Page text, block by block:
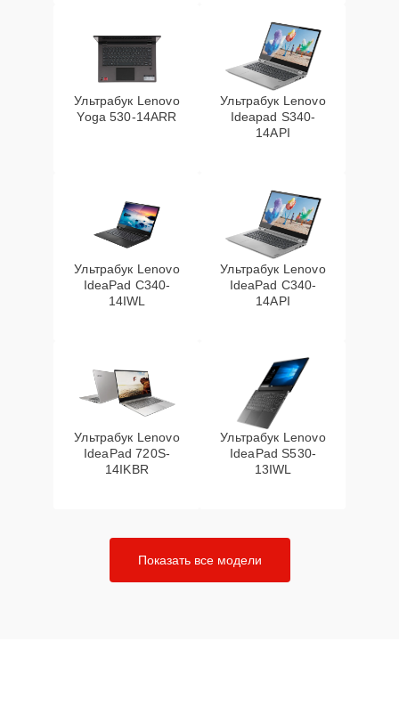
Ультрабук Lenovo
Yoga 530-14ARR
Ультрабук Lenovo
Ideapad S340-
14API
Ультрабук Lenovo
IdeaPad C340-
14IWL
Ультрабук Lenovo
IdeaPad C340-
14API
Ультрабук Lenovo
IdeaPad 720S-
14IKBR
Ультрабук Lenovo
IdeaPad S530-
13IWL
Показать все модели